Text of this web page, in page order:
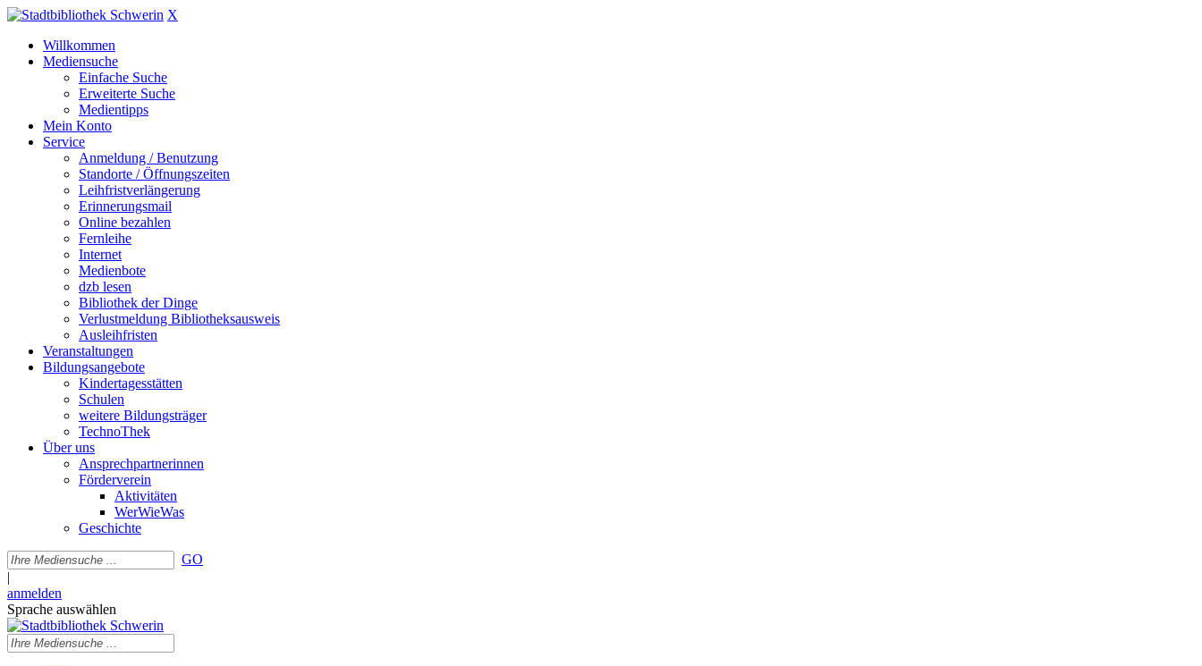
X
Willkommen
Mediensuche
Einfache Suche
Erweiterte Suche
Medientipps
Mein Konto
Service
Anmeldung / Benutzung
Standorte / Öffnungszeiten
Leihfristverlängerung
Erinnerungsmail
Online bezahlen
Fernleihe
Internet
Medienbote
dzb lesen
Bibliothek der Dinge
Verlustmeldung Bibliotheksausweis
Ausleihfristen
Veranstaltungen
Bildungsangebote
Kindertagesstätten
Schulen
weitere Bildungsträger
TechnoThek
Über uns
Ansprechpartnerinnen
Förderverein
Aktivitäten
WerWieWas
Geschichte
GO
|
anmelden
Sprache auswählen